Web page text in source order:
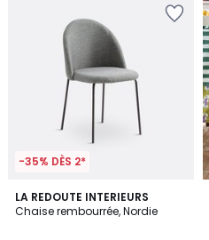
-35% DÈS 2*
LA REDOUTE INTERIEURS
Chaise rembourrée, Nordie
5
/
2
Couleurs